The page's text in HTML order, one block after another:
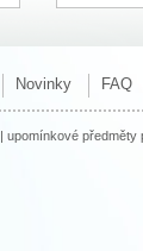
Novinky FAQ
upomínkové předměty